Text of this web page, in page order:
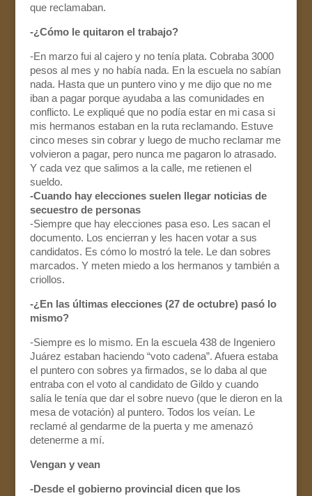
que reclamaban.
-¿Cómo le quitaron el trabajo?
-En marzo fui al cajero y no tenía plata. Cobraba 3000
pesos al mes y no había nada. En la escuela no sabían
nada. Hasta que un puntero vino y me dijo que no me
iban a pagar porque ayudaba a las comunidades en
conflicto. Le expliqué que no podía estar en mi casa si
mis hermanos estaban en la ruta reclamando. Estuve
cinco meses sin cobrar y luego de mucho reclamar me
volvieron a pagar, pero nunca me pagaron lo atrasado.
Y cada vez que salimos a la calle, me retienen el
sueldo.
-Cuando hay elecciones suelen llegar noticias de
secuestro de personas
-Siempre que hay elecciones pasa eso. Les sacan el
documento. Los encierran y les hacen votar a sus
candidatos. Es cómo lo mostró la tele. Le dan sobres
marcados. Y meten miedo a los hermanos y también a
criollos.
-¿En las últimas elecciones (27 de octubre) pasó lo
mismo?
-Siempre es lo mismo. En la escuela 438 de Ingeniero
Juárez estaban haciendo “voto cadena”. Afuera estaba
el puntero con sobres ya firmados, se lo daba al que
entraba con el voto al candidato de Gildo y cuando
salía le tenía que dar el sobre nuevo (que le dieron en la
mesa de votación) al puntero. Todos los veían. Le
reclamé al gendarme de la puerta y me amenazó
detenerme a mí.
Vengan y vean
-Desde el gobierno provincial dicen que los